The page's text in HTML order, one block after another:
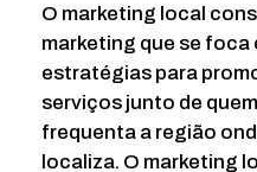
O marketing local
marketing que se foca
estratégias para
serviços junto de
frequenta a região
localiza. O marketing